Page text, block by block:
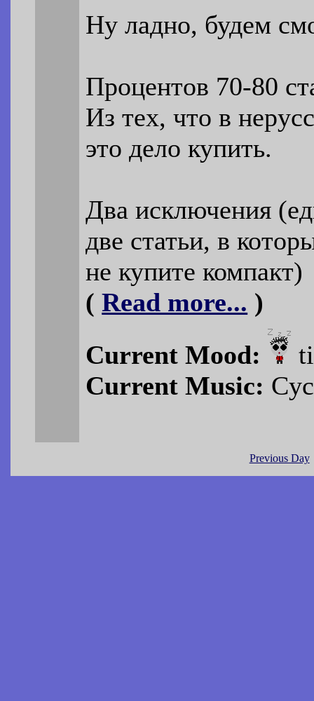
Ну ладно, будем
Процентов 70-80
Из тех, что в
это дело купить.
Два исключения
две статьи, в
не купите компакт)
(Read more... )
Current Mood:
Current Music:
Previous Day